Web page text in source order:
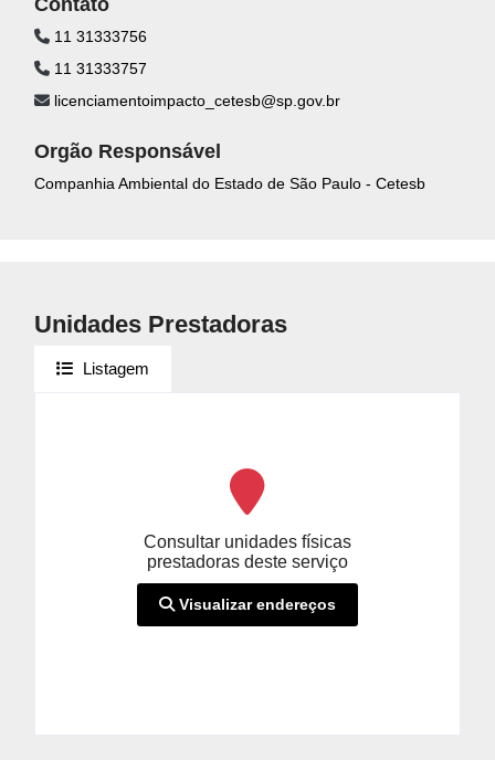
11 31333756
11 31333757
licenciamentoimpacto_cetesb@sp.gov.br
Orgão Responsável
Companhia Ambiental do Estado de São Paulo - Cetesb
Unidades Prestadoras
Listagem
Consultar unidades físicas
prestadoras deste serviço
Visualizar endereços